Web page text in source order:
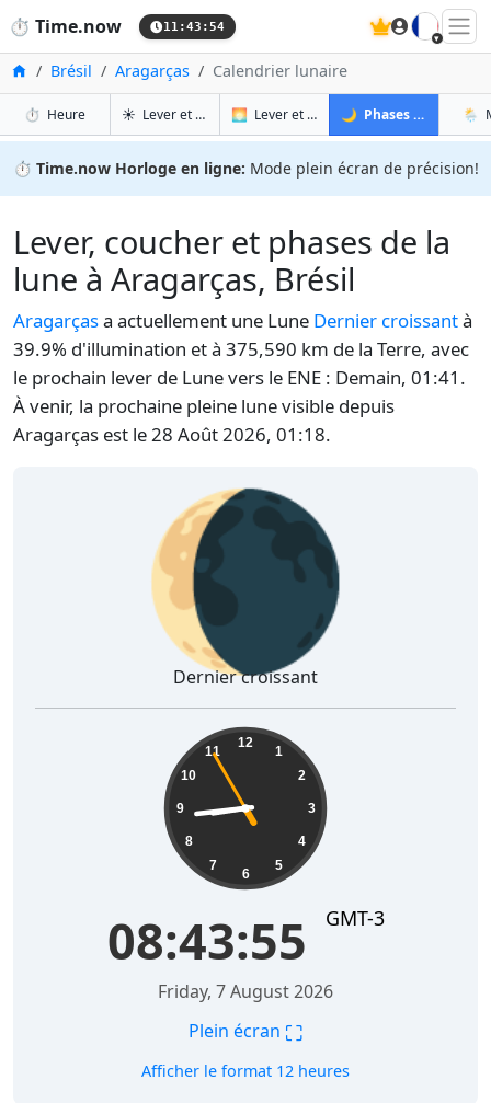
⏱️ Time.now 11:43:55 🇫🇷
Accueil
Brésil Aragarças Calendrier lunaire
⏱️ Heureà Aragarças
☀️ Lever et coucher du soleil à Aragarças
🌅 Lever et coucher du soleil demain à
🌙 Phases de la Lune 🌦️
⏱️ Time.now Horloge en ligne: Mode plein écran de précision!
Lever, coucher et phases de la
lune à Aragarças, Brésil
Aragarçasa actuellement une Lune Dernier croissantà
39.9% d'illumination et à 375,590 km de la Terre, avec
le prochain lever de Lune vers le ENE : Demain, 01:41.
À venir, la prochaine pleine lune visible depuis
Aragarças est le 28 Août 2026, 01:18.
🌘
Dernier croissant
12
1
2
3
4
5
6
7
8
9
10
11
08:43:56 GMT-3
Friday, 7 August 2026
Plein écran ⛶
Afficher le format 12 heures